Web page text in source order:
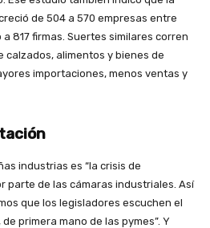
de 504 a 570 empresas entre
a 817 firmas. Suertes similares corren
alimentos y bienes de
importaciones, menos ventas y
industrias es “la crisis de
parte de las cámaras industriales. Así
que los legisladores escuchen el
primera mano de las pymes”. Y